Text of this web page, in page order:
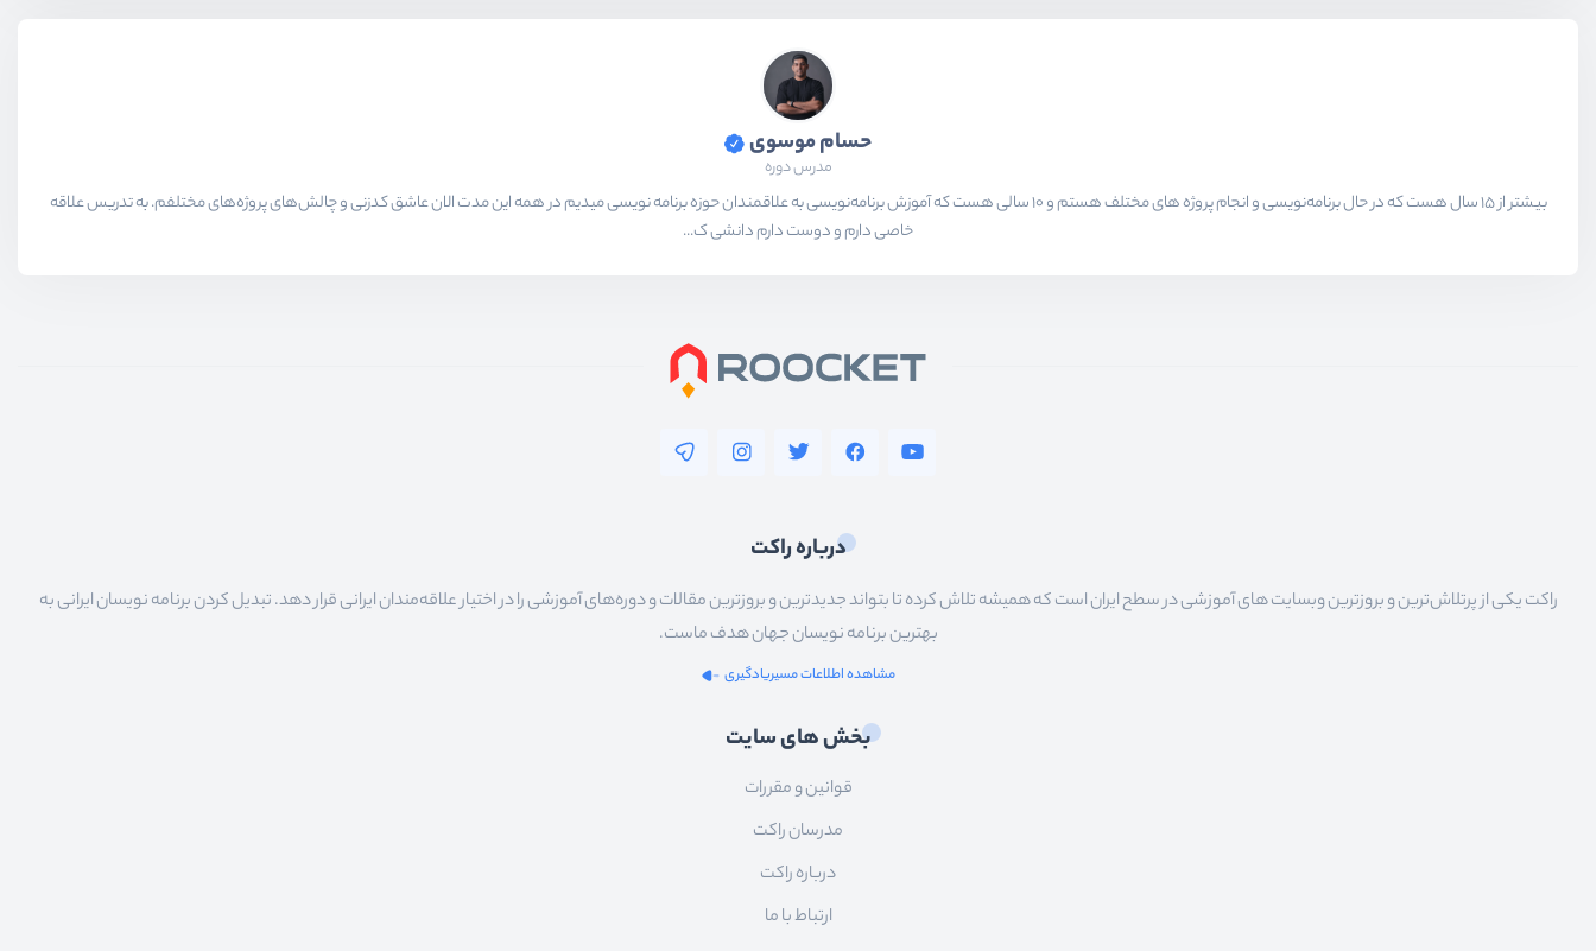
حسام موسوی
مدرس دوره
بیشتر از ۱۵ سال هست که در حال برنامه‌نویسی و انجام پروژه های مختلف هستم و ۱۰ سالی هست که آموزش برنامه‌نویسی به علاقمندان حوزه برنامه نویسی میدیم در همه این مدت الان عاشق کدزنی و چالش‌های پروژه‌های مختلفم. به تدریس علاقه
خاصی دارم و دوست دارم دانشی ک...
درباره راکت
راکت یکی از پرتلاش‌ترین و بروزترین وبسایت های آموزشی در سطح ایران است که همیشه تلاش کرده تا بتواند جدیدترین و بروزترین مقالات و دوره‌های آموزشی را در اختیار علاقه‌مندان ایرانی قرار دهد. تبدیل کردن برنامه نویسان ایرانی به
بهترین برنامه نویسان جهان هدف ماست.
مشاهده اطلاعات مسیریادگیری
بخش های سایت
قوانین و مقررات
مدرسان راکت
درباره راکت
ارتباط با ما